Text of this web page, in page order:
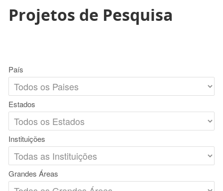
Projetos de Pesquisa
País
Estados
Instituições
Grandes Áreas